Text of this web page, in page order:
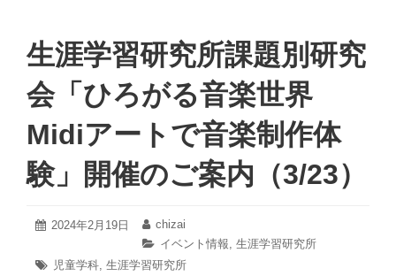
生涯学習研究所課題別研究
会「ひろがる音楽世界
Midiアートで音楽制作体
験」開催のご案内（3/23）
投
日:
2024年2月19日
2024
月
投
稿
者:
chizai
カ
テ
イベント情報, 生涯学習研究所
タ
児童学科, 生涯学習研究所